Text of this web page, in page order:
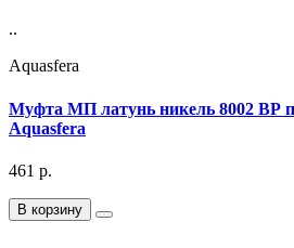
..
Aquasfera
Муфта МП латунь никель 8002 ВР
Aquasfera
461 р.
В корзину